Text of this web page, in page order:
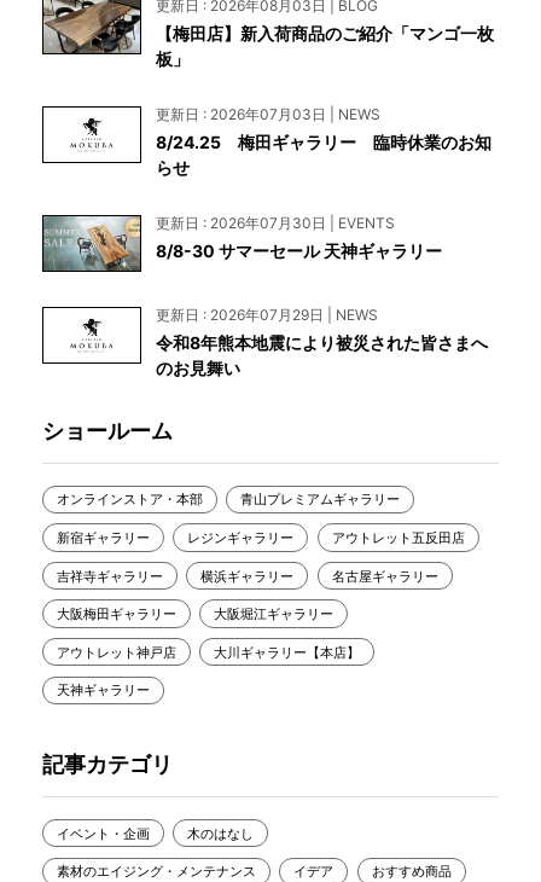
更新日 : 2026年08月03日 | BLOG
【梅田店】新入荷商品のご紹介「マンゴ一枚
板」
更新日 : 2026年07月03日 | NEWS
8/24.25 梅田ギャラリー 臨時休業のお知
らせ
更新日 : 2026年07月30日 | EVENTS
8/8-30 サマーセール 天神ギャラリー
更新日 : 2026年07月29日 | NEWS
令和8年熊本地震により被災された皆さまへ
のお見舞い
ショールーム
オンラインストア・本部 青山プレミアムギャラリー
新宿ギャラリー レジンギャラリー アウトレット五反田店
吉祥寺ギャラリー 横浜ギャラリー 名古屋ギャラリー
大阪梅田ギャラリー 大阪堀江ギャラリー
アウトレット神戸店 大川ギャラリー【本店】
天神ギャラリー
記事カテゴリ
イベント・企画 木のはなし
素材のエイジング・メンテナンス イデア おすすめ商品